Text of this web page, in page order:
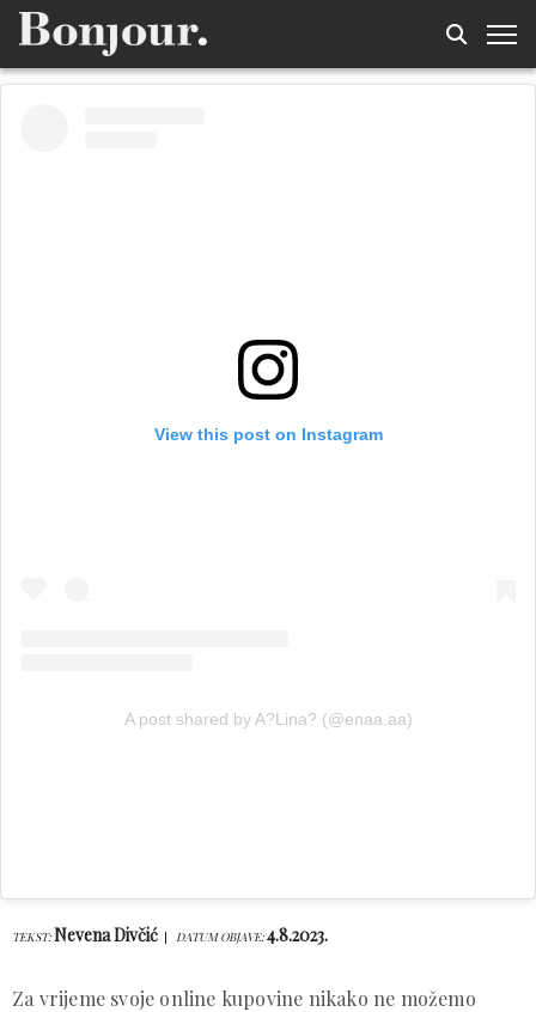
View this post on Instagram
A post shared by A?Lina? (@enaa.aa)
TEKST:Nevena Divčić DATUM OBJAVE:4.8.2023.
Za vrijeme svoje online kupovine nikako ne možemo